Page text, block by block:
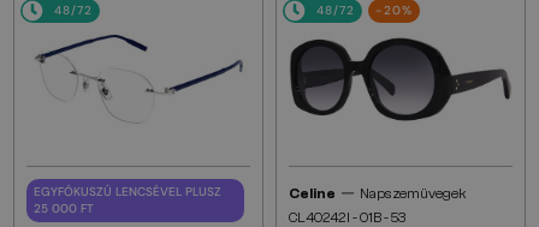
48/72
EGYFÓKUSZÚ LENCSÉVEL PLUSZ
25 000 FT
48/72 -20%
Celine — Napszemüvegek
CL40242I - 01B - 53